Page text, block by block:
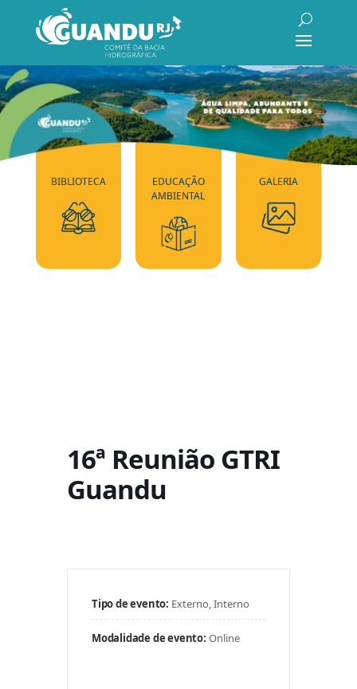
BIBLIOTECA
EDUCAÇÃO
AMBIENTAL
GALERIA
16ª Reunião GTRI
Guandu
Tipo de evento: Externo, Interno
Modalidade de evento: Online